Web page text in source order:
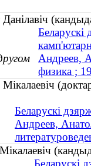
Беларускі
Андреев,
физика ;
Беларускі
Андреев,